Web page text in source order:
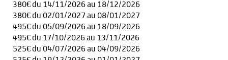
380€ du 14/11/2026 au 18/12/2026
380€ du 02/01/2027 au 08/01/2027
495€ du 05/09/2026 au 18/09/2026
495€ du 17/10/2026 au 13/11/2026
525€ du 04/07/2026 au 04/09/2026